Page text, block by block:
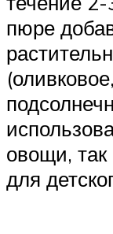
пюре
овощи,
для